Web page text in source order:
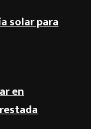
solar para
en